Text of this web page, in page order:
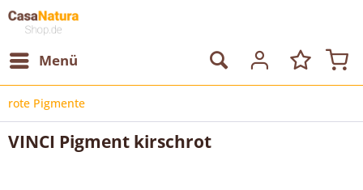
Menü
rote Pigmente
VINCI Pigment kirschrot